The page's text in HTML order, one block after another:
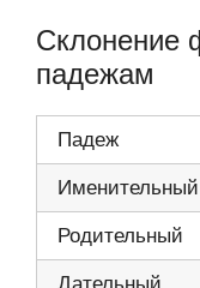
Склонение
падежам
Падеж
Именительный
Родительный
Дательный